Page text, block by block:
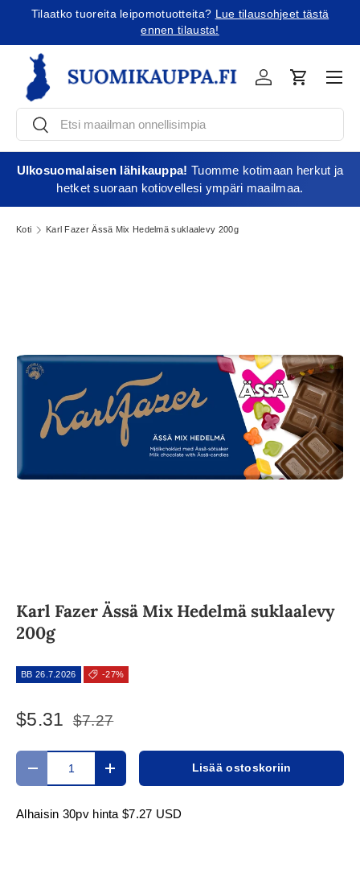
Tilaatko tuoreita leipomotuotteita? Lue tilausohjeet tästä
ennen tilausta!
EtsiEtsi
KirjauduOstoskori
Ulkosuomalaisen lähikauppa! Tuomme kotimaan herkut ja
hetket suoraan kotiovellesi ympäri maailmaa.
Koti Karl Fazer Ässä Mix Hedelmä suklaalevy 200g
Karl Fazer Ässä Mix Hedelmä suklaalevy
200g
BB 26.7.2026 -27%
$5.31 $7.27
Määrä
Translation missing: fi.cart.items.decrease_quantity
Translation missing:Lisää ostoskoriin
Alhaisin 30pv hinta $7.27 USD